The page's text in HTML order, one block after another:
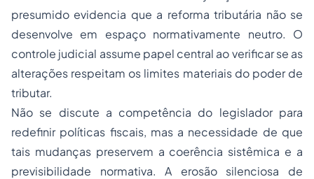
presumido evidencia que a reforma tributária não se
desenvolve em espaço normativamente neutro. O
controle judicial assume papel central ao verificar se as
alterações respeitam os limites materiais do poder de
tributar.
Não se discute a competência do legislador para
redefinir políticas fiscais, mas a necessidade de que
tais mudanças preservem a coerência sistêmica e a
previsibilidade normativa. A erosão silenciosa de